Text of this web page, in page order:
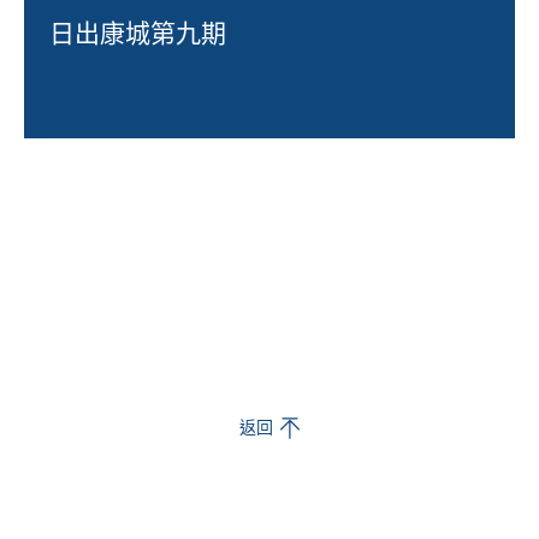
日出康城第九期
返回